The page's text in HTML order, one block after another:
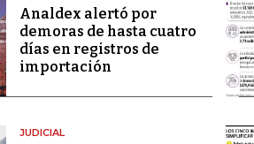
Analdex alertó por
demoras de hasta cuatro
días en registros de
importación
JUDICIAL